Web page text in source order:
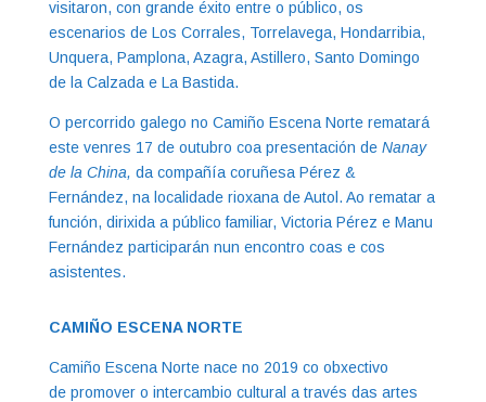
visitaron, con grande éxito entre o público, os
escenarios de Los Corrales, Torrelavega, Hondarribia,
Unquera, Pamplona, Azagra, Astillero, Santo Domingo
de la Calzada e La Bastida.
O percorrido galego no Camiño Escena Norte rematará
este venres 17 de outubro coa presentación de Nanay
de la China, da compañía coruñesa Pérez &
Fernández, na localidade rioxana de Autol. Ao rematar a
función, dirixida a público familiar, Victoria Pérez e Manu
Fernández participarán nun encontro coas e cos
asistentes.
CAMIÑO ESCENA NORTE
Camiño Escena Norte nace no 2019 co obxectivo
de promover o intercambio cultural a través das artes